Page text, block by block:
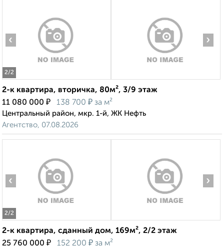
2/2
‹ ›
2-к квартира, вторичка, 80м², 3/9 этаж
11 080 000 ₽ 138 700 ₽ за м²
Центральный район, мкр. 1-й, ЖК Нефть
Агентство, 07.08.2026
2/2
‹ ›
2-к квартира, сданный дом, 169м², 2/2 этаж
25 760 000 ₽ 152 200 ₽ за м²